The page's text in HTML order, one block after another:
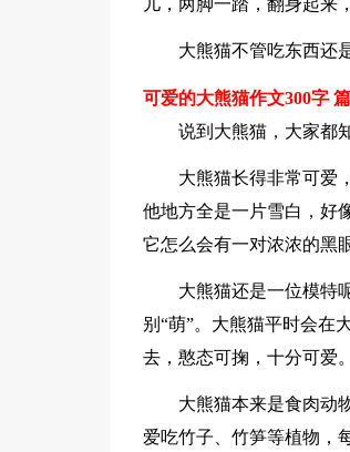
儿，两脚一踏，翻身起来
大熊猫不管吃东西还
可爱的大熊猫作文300字
说到大熊猫，大家都
大熊猫长得非常可爱
他地方全是一片雪白，好
它怎么会有一对浓浓的黑
大熊猫还是一位模特
别“萌”。大熊猫平时会在
去，憨态可掬，十分可爱。
大熊猫本来是食肉动
爱吃竹子、竹笋等植物，